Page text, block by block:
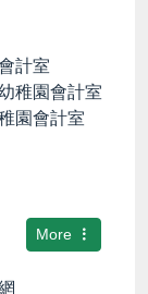
計室
稚園會計室
園會計室
More